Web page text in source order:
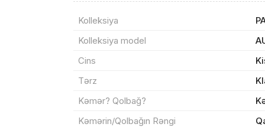
Kolleksiya
Kolleksiya model
Cins
Tərz
Kəmər? Qolbağ?
Kəmərin/Qolbağın Rəngi